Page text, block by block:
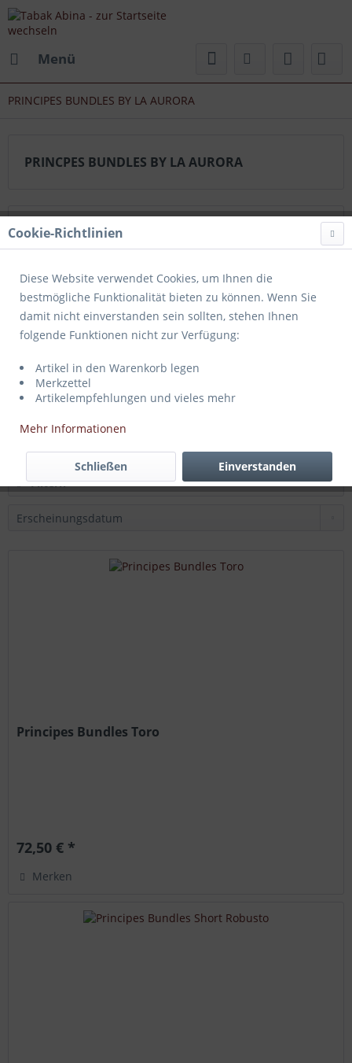
Menü
PRINCIPES BUNDLES BY LA AURORA
PRINCPES BUNDLES BY LA AURORA
Topseller
Filtern
Principes Bundles Toro
72,50 € *
Merken
Cookie-Richtlinien
Diese Website verwendet Cookies, um Ihnen die
bestmögliche Funktionalität bieten zu können. Wenn Sie
damit nicht einverstanden sein sollten, stehen Ihnen
folgende Funktionen nicht zur Verfügung:
Artikel in den Warenkorb legen
Merkzettel
Artikelempfehlungen und vieles mehr
Mehr Informationen
Einverstanden
Schließen